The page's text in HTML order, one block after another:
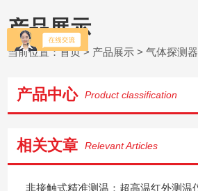
产品展示
当前位置：首页> 产品展示 >气体探测器
产品中心 Product classification
相关文章 Relevant Articles